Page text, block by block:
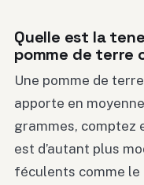
Quelle est la
pomme de terre
Une pomme de
apporte en moyenne
grammes, comptez
est d’autant plus
féculents comme le